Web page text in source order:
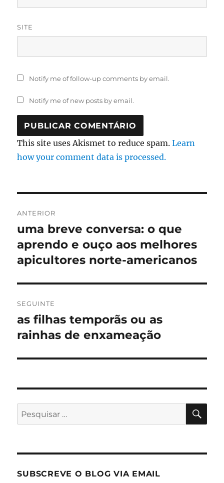
SITE
Notify me of follow-up comments by email.
Notify me of new posts by email.
This site uses Akismet to reduce spam.Learn
how your comment data is processed.
de
artigos
ANTERIOR
Artigo
anterior:
uma breve conversa: o que
aprendo e ouço aos melhores
apicultores norte-americanos
SEGUINTE
Artigo
seguinte:
as filhas temporãs ou as
rainhas de enxameação
Pesquisar
por:
SUBSCREVE O BLOG VIA EMAIL